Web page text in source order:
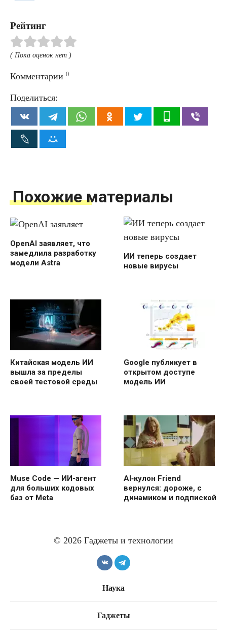
Рейтинг
( Пока оценок нет )
Комментарии 0
Поделиться:
Похожие материалы
OpenAI заявляет, что
замедлила разработку
модели Astra
ИИ теперь создает
новые вирусы
Китайская модель ИИ
вышла за пределы
своей тестовой среды
Google публикует в
открытом доступе
модель ИИ
Muse Code — ИИ-агент
для больших кодовых
баз от Meta
AI‑кулон Friend
вернулся: дороже, с
динамиком и подпиской
OpenAI предоставит
избранным
© 2026 Гаджеты и технологии
Наука
Гаджеты